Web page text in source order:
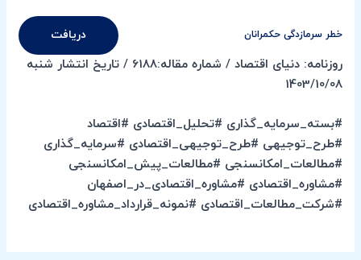
خطر سرمازدگی حکمرانان دریافت
روزنامه: دنیای اقتصاد / شماره مقاله:6188 / تاریخ انتشار شنبه
1403/10/08
#بسته_سرمایه_گذاری #تحلیل_اقتصادی #اقتصاد
#طرح_توجیهی #طرح_توجیهی_اقتصادی #سرمایه_گذاری
#مطالعات_امکانسنجی #مطالعات_پیش_امکانسنجی
#مشاوره_اقتصادی #مشاوره_اقتصادی_در_اصفهان
#شرکت_مطالعات_اقتصادی #نمونه_قرارداد_مشاوره_اقتصادی